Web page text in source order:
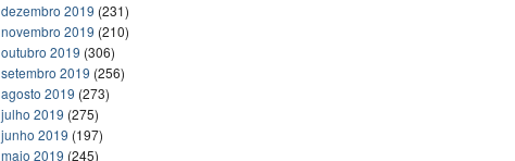
dezembro 2019 (231)
novembro 2019 (210)
outubro 2019 (306)
setembro 2019 (256)
agosto 2019 (273)
julho 2019 (275)
junho 2019 (197)
maio 2019 (245)